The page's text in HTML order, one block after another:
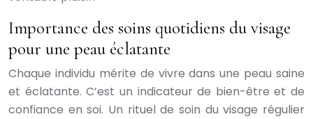
Importance des soins quotidiens du visage
pour une peau éclatante
Chaque individu mérite de vivre dans une peau saine
et éclatante. C’est un indicateur de bien-être et de
confiance en soi. Un rituel de soin du visage régulier